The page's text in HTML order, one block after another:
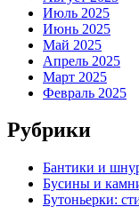
Июль 2025
Июнь 2025
Май 2025
Апрель 2025
Март 2025
Февраль 2025
Рубрики
Бантики и
Бусины и
Бутоньерки: